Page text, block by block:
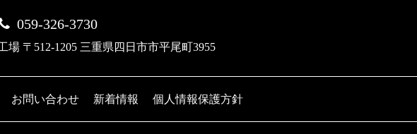
059-326-3730
場 〒512-1205 三重県四日市市平尾町3955
お問い合わせ 新着情報 個人情報保護方針